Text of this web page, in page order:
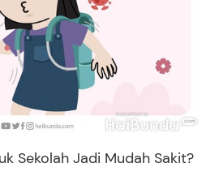
Sekolah Jadi Mudah Sakit?